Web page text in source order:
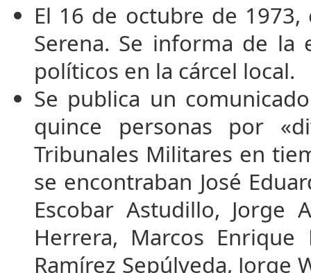
El 16 de octubre de
Serena. Se informa de la
políticos en la cárcel local.
Se publica un
quince personas por
Tribunales Militares en
se encontraban José
Escobar Astudillo, Jorge
Herrera, Marcos
Ramírez Sepúlveda, Jorge